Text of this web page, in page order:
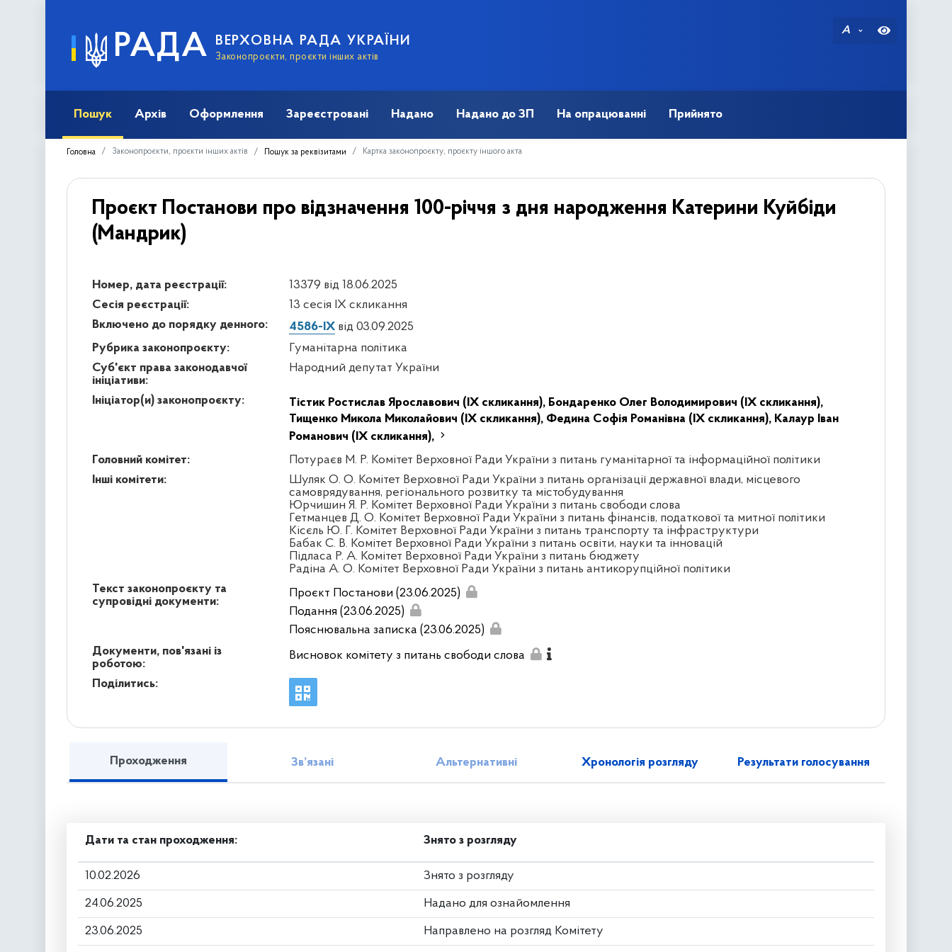
РАДА ВЕРХОВНА РАДА УКРАЇНИ
Законопроєкти, проєкти інших актів
A
Пошук Архів Оформлення Зареєстровані Надано Надано до ЗП На опрацюванні Прийнято
Головна Законопроєкти, проєкти інших актів Пошук за реквізитами Картка законопроєкту, проєкту іншого акта
Проєкт Постанови про відзначення 100-річчя з дня народження Катерини Куйбіди
(Мандрик)
Номер, дата реєстрації:
13379 від 18.06.2025
Сесія реєстрації:
13 сесія IX скликання
Включено до порядку денного:
4586-IX від 03.09.2025
Рубрика законопроєкту:
Гуманітарна політика
Суб'єкт права законодавчої
ініціативи:
Народний депутат України
Ініціатор(и) законопроєкту: Тістик Ростислав Ярославович (IX скликання), Бондаренко Олег Володимирович (IX скликання),
Тищенко Микола Миколайович (IX скликання), Федина Софія Романівна (IX скликання), Калаур Іван
Романович (IX скликання),
Головний комітет:
Потураєв М. Р. Комітет Верховної Ради України з питань гуманітарної та інформаційної політики
Інші комітети:
Шуляк О. О. Комітет Верховної Ради України з питань організації державної влади, місцевого
самоврядування, регіонального розвитку та містобудування
Юрчишин Я. Р. Комітет Верховної Ради України з питань свободи слова
Гетманцев Д. О. Комітет Верховної Ради України з питань фінансів, податкової та митної політики
Кісєль Ю. Г. Комітет Верховної Ради України з питань транспорту та інфраструктури
Бабак С. В. Комітет Верховної Ради України з питань освіти, науки та інновацій
Підласа Р. А. Комітет Верховної Ради України з питань бюджету
Радіна А. О. Комітет Верховної Ради України з питань антикорупційної політики
Текст законопроєкту та
супровідні документи:
Проєкт Постанови (23.06.2025)
Подання (23.06.2025)
Пояснювальна записка (23.06.2025)
Документи, пов'язані із
роботою:
Висновок комітету з питань свободи слова
Поділитись:
Проходження Зв’язані Альтернативні Хронологія розгляду Результати голосування
Дати та стан проходження: Знято з розгляду
10.02.2026 Знято з розгляду
24.06.2025 Надано для ознайомлення
23.06.2025 Направлено на розгляд Комітету